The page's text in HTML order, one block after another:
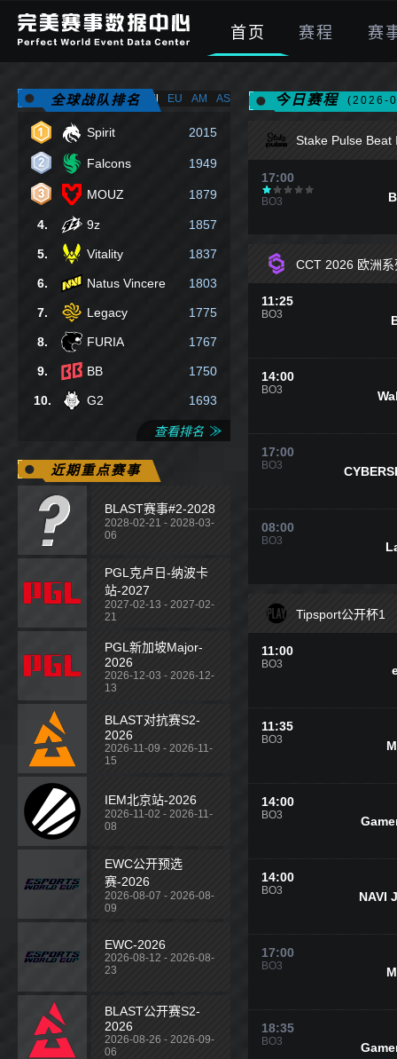
首页 赛程 赛
全球战队排名 All EU AM AS
Spirit 2015
Falcons 1949
MOUZ 1879
4. 9z 1857
5. Vitality 1837
6. Natus Vincere 1803
7. Legacy 1775
8. FURIA 1767
9. BB 1750
10. G2 1693
查看排名
近期重点赛事
BLAST赛事#2-2028
2028-02-21 - 2028-03-
06
PGL克卢日-纳波卡
站-2027
2027-02-13 - 2027-02-
21
PGL新加坡Major-
2026
2026-12-03 - 2026-12-
13
BLAST对抗赛S2-
2026
2026-11-09 - 2026-11-
15
IEM北京站-2026
2026-11-02 - 2026-11-
08
EWC公开预选
赛-2026
2026-08-07 - 2026-08-
09
EWC-2026
2026-08-12 - 2026-08-
23
BLAST公开赛S2-
2026
2026-08-26 - 2026-09-
06
今日赛程 (2026-
Stake Pulse Beat
17:00
BO3
CCT 2026 欧洲
11:25
BO3
14:00
BO3
17:00
BO3
08:00
BO3
Tipsport公开杯1
11:00
BO3
11:35
BO3
14:00
BO3
14:00
BO3 NAVI
17:00
BO3
18:35
BO3